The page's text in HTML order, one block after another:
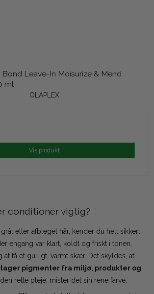
Bond Leave-In Moisurize & Mend
ml
OLAPLEX
Vis produkt
conditioner vigtig?
eller afbleget hår, kender du helt sikkert
engang var klart, koldt og friskt i tonen,
få et gulligt, varmt skær. Det skyldes, at
pigmenter fra miljø, produkter og
rette pleje, mister det sin rene farve.